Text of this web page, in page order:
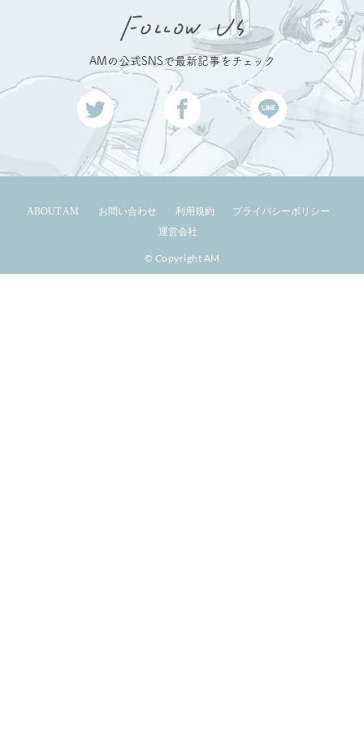
AMの公式SNSで最新記事をチェック
ABOUT AM お問い合わせ 利用規約
プライバシーポリシー
運営会社
© Copyright AM